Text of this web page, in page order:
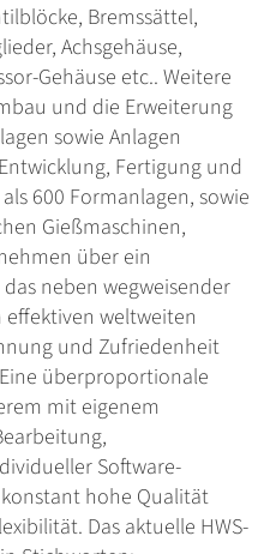
Bremssättel,
Achsgehäuse,
Gehäuse etc.. Weitere
und die Erweiterung
sowie Anlagen
Fertigung und
600 Formanlagen, sowie
Gießmaschinen,
über ein
neben wegweisender
weltweiten
und Zufriedenheit
überproportionale
mit eigenem
Software-
hohe Qualität
Das aktuelle HWS-